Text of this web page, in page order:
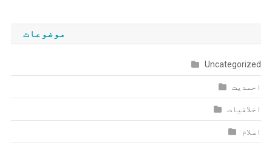
موضوعات
Uncategorized
احمدیت
اخلاقیات
اسلام